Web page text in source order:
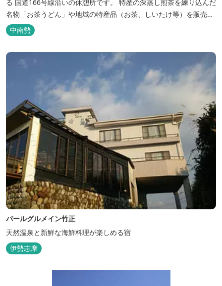
る 国道166号線沿いの休憩所です。 特産の深蒸し煎茶を練り込んだ
名物「お茶うどん」や地域の特産品（お茶、しいたけ等）を販売。
吊り橋をわたれば宿泊施設のエバーグレイズ香肌峡まですぐ。 【イ
チオシ名物】 ・味噌カツ丼…地元産の甘味噌を使ったボリュームた
っぷりの丼ぶり。 松阪の観光情報は、松阪観光インフォメ...
中南勢
パールグルメイン竹正
天然温泉と新鮮な海鮮料理が楽しめる宿
伊勢志摩